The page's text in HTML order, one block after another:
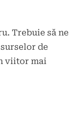
Trebuie să ne
de
viitor mai